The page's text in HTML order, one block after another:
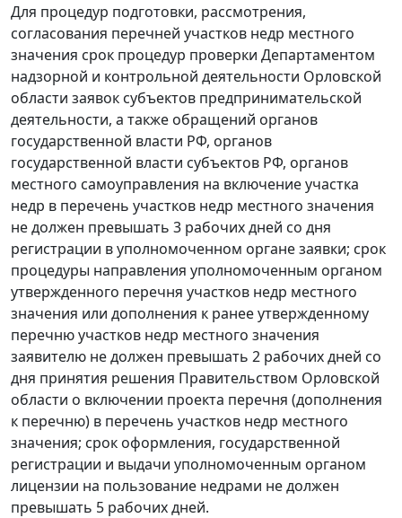
Для процедур подготовки, рассмотрения,
согласования перечней участков недр местного
значения срок процедур проверки Департаментом
надзорной и контрольной деятельности Орловской
области заявок субъектов предпринимательской
деятельности, а также обращений органов
государственной власти РФ, органов
государственной власти субъектов РФ, органов
местного самоуправления на включение участка
недр в перечень участков недр местного значения
не должен превышать 3 рабочих дней со дня
регистрации в уполномоченном органе заявки; срок
процедуры направления уполномоченным органом
утвержденного перечня участков недр местного
значения или дополнения к ранее утвержденному
перечню участков недр местного значения
заявителю не должен превышать 2 рабочих дней со
дня принятия решения Правительством Орловской
области о включении проекта перечня (дополнения
к перечню) в перечень участков недр местного
значения; срок оформления, государственной
регистрации и выдачи уполномоченным органом
лицензии на пользование недрами не должен
превышать 5 рабочих дней.